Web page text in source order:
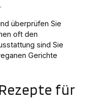
überprüfen Sie
oft den
sind Sie
Gerichte
für